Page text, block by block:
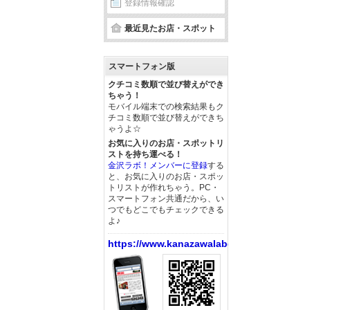
登録情報確認
最近見たお店・スポット
スマートフォン版
クチコミ数順で並び替えができ
ちゃう！
モバイル端末での検索結果もク
チコミ数順で並び替えができち
ゃうよ☆
お気に入りのお店・スポットリ
ストを持ち運べる！
金沢ラボ！メンバーに登録する
と、お気に入りのお店・スポッ
トリストが作れちゃう。PC・
スマートフォン共通だから、い
つでもどこでもチェックできる
よ♪
https://www.kanazawalabo.net/